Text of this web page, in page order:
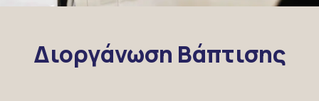
Διοργάνωση Βάπτισης